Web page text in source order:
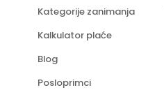
Kategorije zanimanja
Kalkulator plaće
Blog
Posloprimci